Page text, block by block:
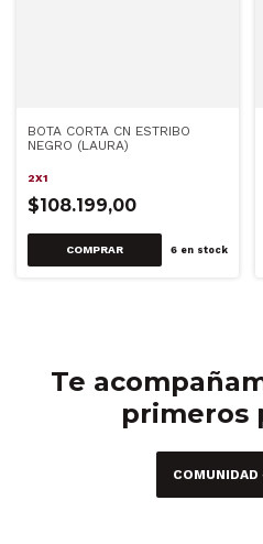
BOTA CORTA CN ESTRIBO
NEGRO (LAURA)
2X1
$108.199,00
COMPRAR 6en stock
Te
primeros
COMUNIDAD